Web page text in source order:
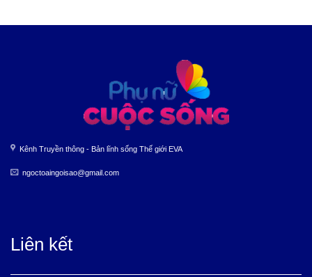
Kênh Truyền thông - Bản lĩnh sống Thế giới EVA
ngoctoaingoisao@gmail.com
Liên kết